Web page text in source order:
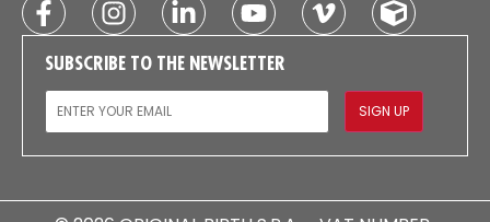
SUBSCRIBE TO THE NEWSLETTER
EMAIL
SIGN UP